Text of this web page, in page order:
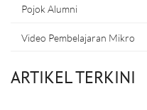
Pojok Alumni
Video Pembelajaran Mikro
ARTIKEL TERKINI